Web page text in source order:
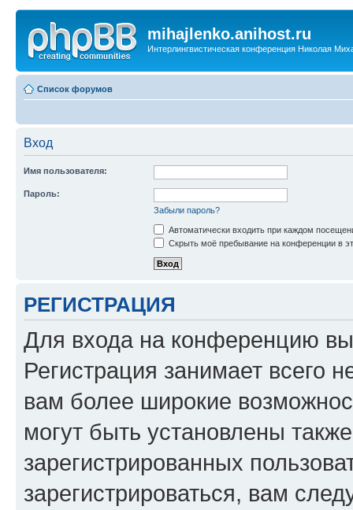
mihajlenko.anihost.ru
Интерлингвистическая конференция Николая
Список форумов
Вход
Имя пользователя:
Пароль:
Забыли пароль?
Автоматически входить при каждом
Скрыть моё пребывание на конференции в
РЕГИСТРАЦИЯ
Для входа на конференцию
Регистрация занимает всего
вам более широкие
могут быть установлены
зарегистрированных
зарегистрироваться, вам